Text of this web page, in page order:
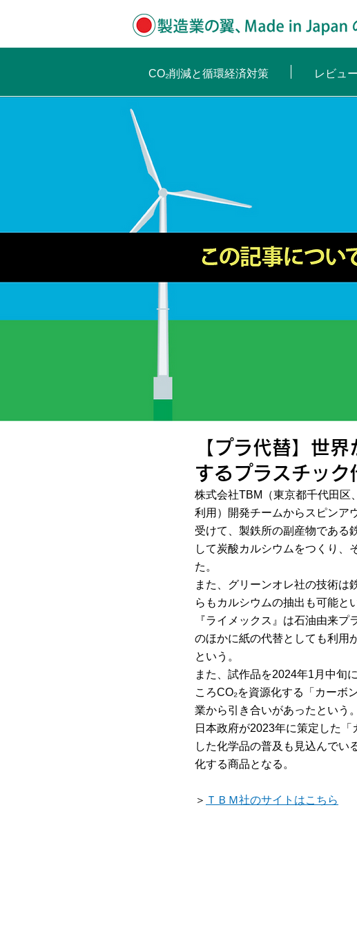
CO₂削減と循環経済対策 レビュ
【プラ代替】世
するプラスチッ
株式会社TBM（東京都千代田区
利用）開発チームからスピンア
受けて、製鉄所の副産物である
して炭酸カルシウムをつくり、
た。
また、グリーンオレ社の技術は
らもカルシウムの抽出も可能と
『ライメックス』は石油由来
のほかに紙の代替としても利用
という。
また、試作品を2024年1月中旬
ころCO₂を資源化する「カーボ
業から引き合いがあったという。
日本政府が2023年に策定した
した化学品の普及も見込んでい
化する商品となる。
＞ ＴＢＭ社のサイトはこちら